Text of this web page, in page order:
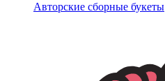
Авторские сборные букеты